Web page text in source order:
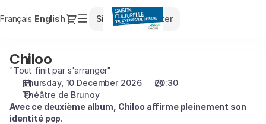
Français Current
English Dialog
Sign in Register
selection
Brunoy
10.12.2026
20:30
Chiloo
Chiloo
"Tout finit par s'arranger"
Thursday, 10 December 2026
20:30
Théâtre de Brunoy
Avec ce deuxième album, Chiloo affirme pleinement son
identité pop.